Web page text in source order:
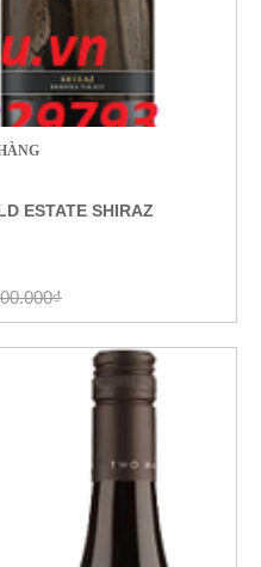
ESTATE SHIRAZ